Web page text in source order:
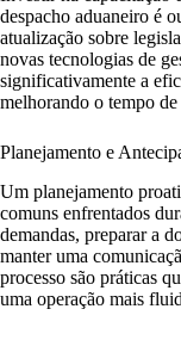
despacho aduaneiro é
atualização sobre
novas tecnologias de
significativamente a
melhorando o tempo de
Planejamento e
Um planejamento
comuns enfrentados
demandas, preparar a
manter uma
processo são práticas
uma operação mais